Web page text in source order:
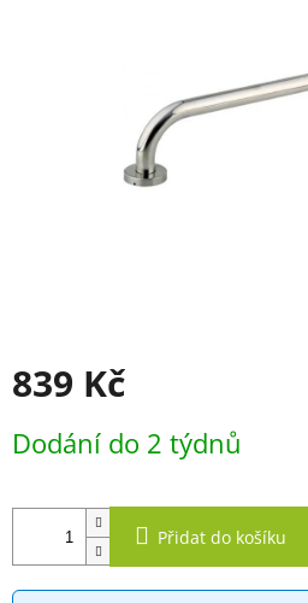
839 Kč
cena:
Dodání do 2 týdnů
Přidat do košíku